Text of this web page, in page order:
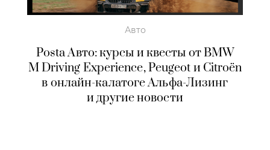
Авто
Posta Авто: курсы и квесты от BMW
М Driving Experience, Peugeot и Citroёn
в онлайн-калатоге Альфа-Лизинг
и другие новости